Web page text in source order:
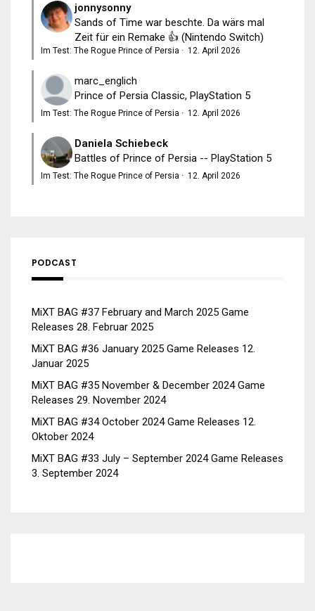
jonnysonny
Sands of Time war beschte. Da wärs mal
Zeit für ein Remake 👍 (Nintendo Switch)
Im Test: The Rogue Prince of Persia · 12. April 2026
marc_englich
Prince of Persia Classic, PlayStation 5
Im Test: The Rogue Prince of Persia · 12. April 2026
Daniela Schiebeck
Battles of Prince of Persia -- PlayStation 5
Im Test: The Rogue Prince of Persia · 12. April 2026
PODCAST
MiXT BAG #37 February and March 2025 Game
Releases 28. Februar 2025
MiXT BAG #36 January 2025 Game Releases 12.
Januar 2025
MiXT BAG #35 November & December 2024 Game
Releases 29. November 2024
MiXT BAG #34 October 2024 Game Releases 12.
Oktober 2024
MiXT BAG #33 July – September 2024 Game Releases
3. September 2024